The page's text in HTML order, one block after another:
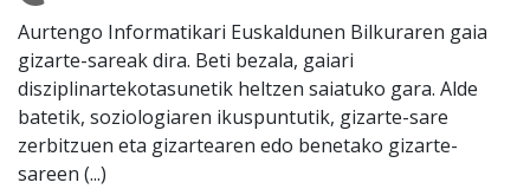
Aurtengo Informatikari Euskaldunen Bilkuraren gaia
gizarte-sareak dira. Beti bezala, gaiari
disziplinartekotasunetik heltzen saiatuko gara. Alde
batetik, soziologiaren ikuspuntutik, gizarte-sare
zerbitzuen eta gizartearen edo benetako gizarte-
sareen (...)